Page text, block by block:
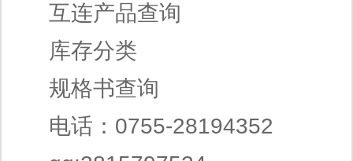
互连产品查询
库存分类
规格书查询
电话：0755-28194352